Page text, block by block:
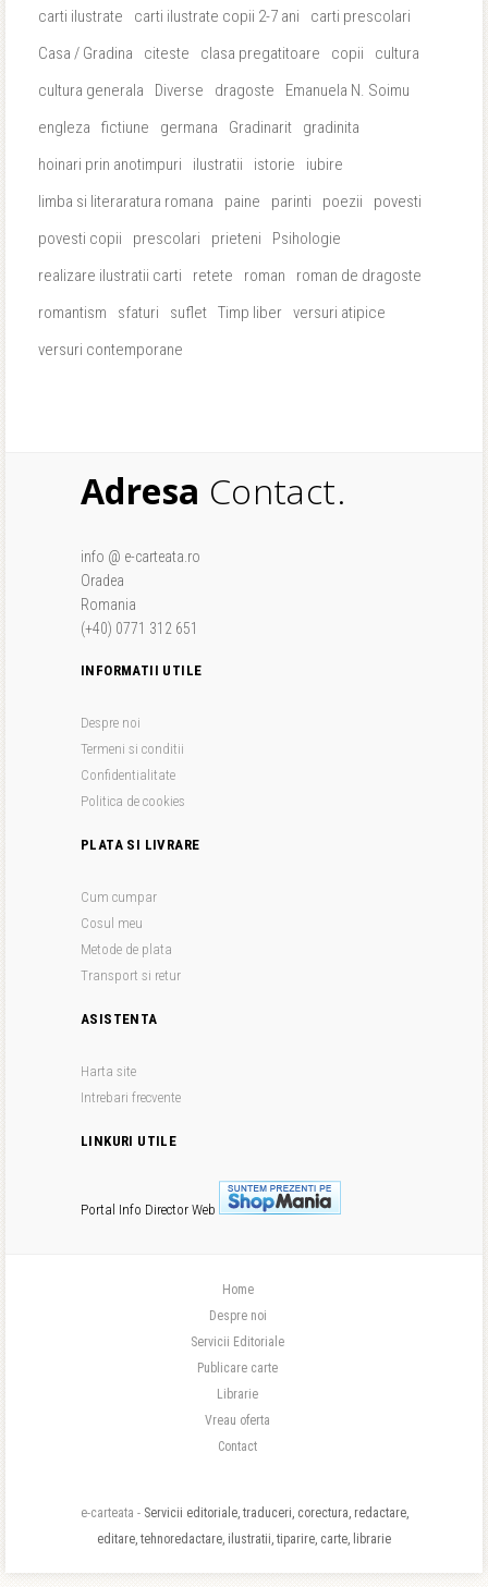
carti ilustrate
carti ilustrate copii 2-7 ani
carti prescolari
Casa / Gradina
citeste clasa pregatitoare copii
cultura
cultura generala
Diverse dragoste
Emanuela N. Soimu
engleza
fictiune germana Gradinarit
gradinita
hoinari prin anotimpuri
ilustratii istorie
iubire
limba si literaratura romana
paine parinti poezii
povesti
povesti copii
prescolari prieteni
Psihologie
realizare ilustratii carti
retete roman
roman de dragoste
romantism
sfaturi suflet Timp liber versuri atipice
versuri contemporane
Adresa Contact.
info @ e-carteata.ro
Oradea
Romania
(+40) 0771 312 651
INFORMATII UTILE
Despre noi
Termeni si conditii
Confidentialitate
Politica de cookies
PLATA SI LIVRARE
Cum cumpar
Cosul meu
Metode de plata
Transport si retur
ASISTENTA
Harta site
Intrebari frecvente
LINKURI UTILE
Portal Info Director Web
Home
Despre noi
Servicii Editoriale
Publicare carte
Librarie
Vreau oferta
Contact
e-carteata - Servicii editoriale, traduceri, corectura, redactare,
editare, tehnoredactare, ilustratii, tiparire, carte, librarie